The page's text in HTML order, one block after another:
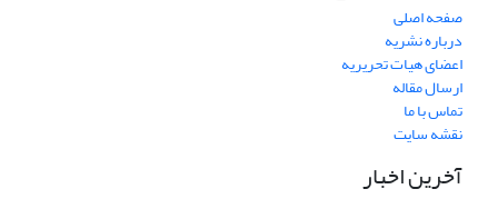
صفحه اصلی
درباره نشریه
اعضای هیات تحریریه
ارسال مقاله
تماس با ما
نقشه سایت
آخرین اخبار